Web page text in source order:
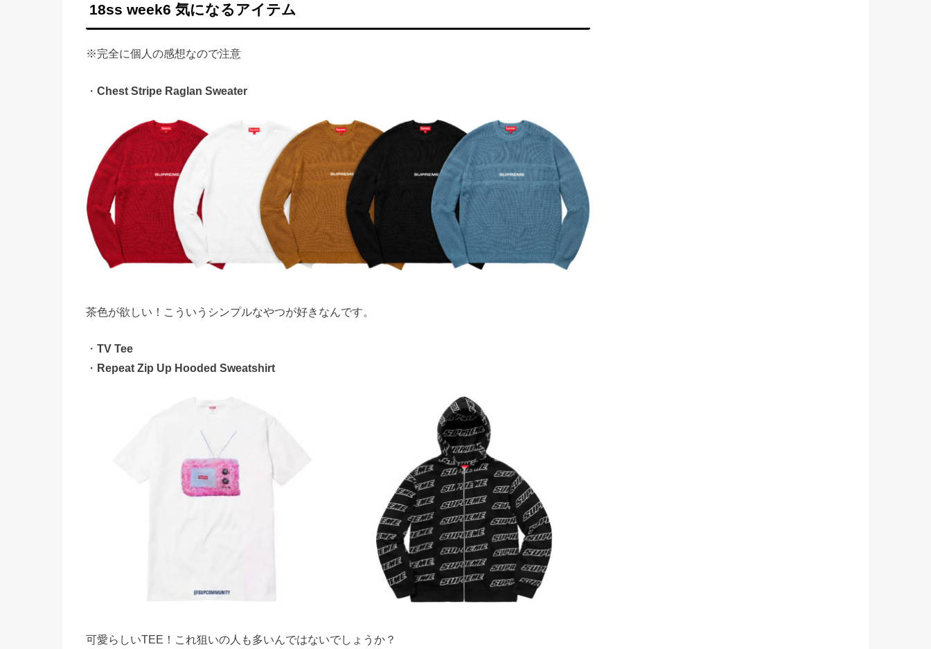
18ss week6 気になるアイテム
※完全に個人の感想なので注意
・ Chest Stripe Raglan Sweater
茶色が欲しい！こういうシンプルなやつが好きなんです。
・ TV Tee
・ Repeat Zip Up Hooded Sweatshirt
可愛らしいTEE！これ狙いの人も多いんではないでしょうか？